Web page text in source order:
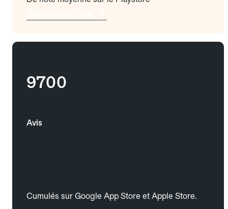
9700
Avis
Cumulés sur Google App Store et Apple Store.